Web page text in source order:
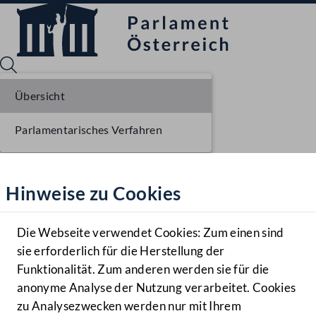
Hilfe
Benutzer
Navigationsmenü öffnen
MENÜ
Hinweise zu Cookies
Die Webseite verwendet Cookies: Zum einen sind
sie erforderlich für die Herstellung der
Funktionalität. Zum anderen werden sie für die
anonyme Analyse der Nutzung verarbeitet. Cookies
zu Analysezwecken werden nur mit Ihrem
Übersicht
Parlamentarisches Verfahren